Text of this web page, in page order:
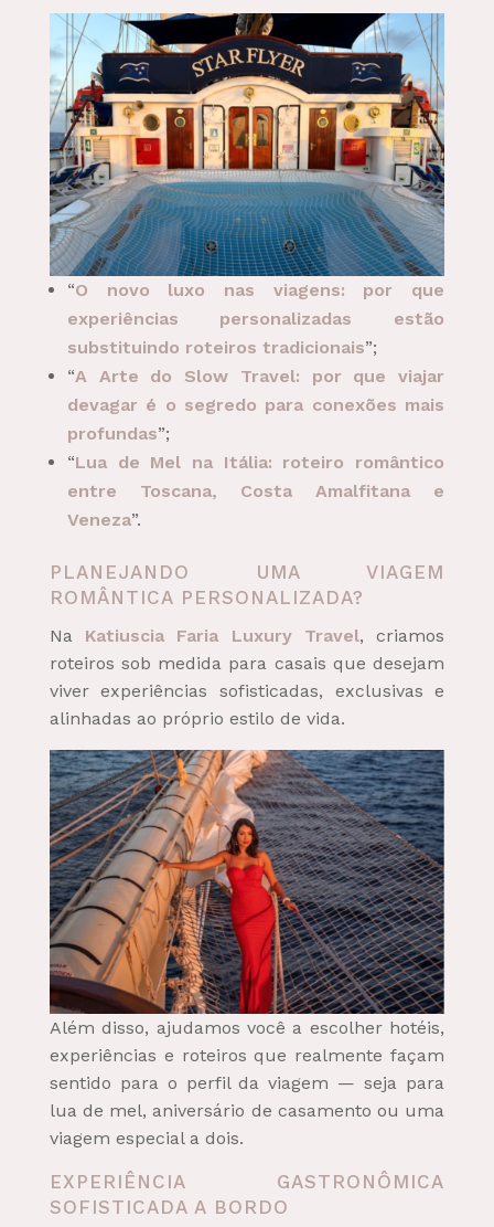
“O novo luxo nas viagens: por que
experiências personalizadas estão
substituindo roteiros tradicionais”;
“A Arte do Slow Travel: por que viajar
devagar é o segredo para conexões mais
profundas”;
“Lua de Mel na Itália: roteiro romântico
entre Toscana, Costa Amalfitana e
Veneza”.
PLANEJANDO UMA VIAGEM
ROMÂNTICA PERSONALIZADA?
Na Katiuscia Faria Luxury Travel, criamos
roteiros sob medida para casais que desejam
viver experiências sofisticadas, exclusivas e
alinhadas ao próprio estilo de vida.
Além disso, ajudamos você a escolher hotéis,
experiências e roteiros que realmente façam
sentido para o perfil da viagem — seja para
lua de mel, aniversário de casamento ou uma
viagem especial a dois.
EXPERIÊNCIA GASTRONÔMICA
SOFISTICADA A BORDO